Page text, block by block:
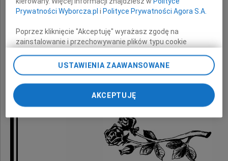
Zarząd oraz współpracownicy
z Ecol-Unicon Sp. z o.o.
Prywatności Wyborcza.pl i Polityce Prywatności Agora S.A.
Poprzez kliknięcie "Akceptuję" wyrażasz zgodę na
zainstalowanie i przechowywanie plików typu cookie
na Twoim urządzeniu końcowym. Możesz też w każdej
chwili zmienić swoje preferencje dot. plików cookie,
ponownie wywołując narzędzie do zarządzania Twoimi
preferencjami dot. przetwarzania danych poprzez
odnośnik „Ustawienia prywatności” w stopce serwisu i
Zmiana ustawień plików cookie możliwa jest także za
pomocą ustawień przeglądarki.
My, nasi Zaufani Partnerzy i Agora S.A. możemy
USTAWIENIA ZAAWANSOWANE
AKCEPTUJĘ